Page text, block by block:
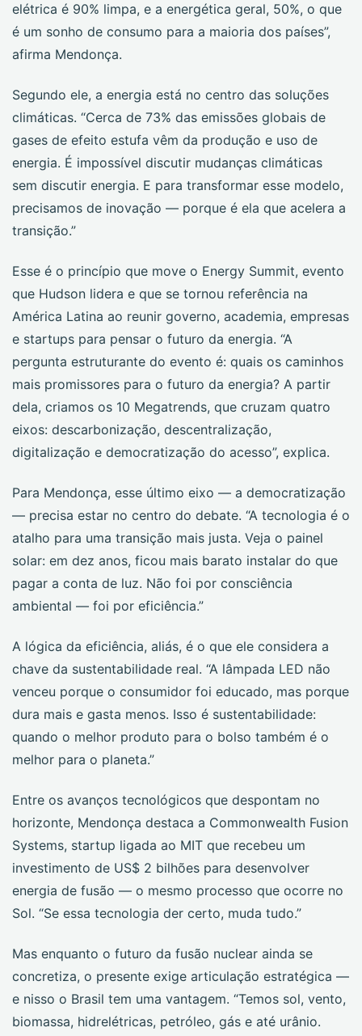
elétrica é 90% limpa, e a energética geral, 50%, o que
é um sonho de consumo para a maioria dos países”,
afirma Mendonça.
Segundo ele, a energia está no centro das soluções
climáticas. “Cerca de 73% das emissões globais de
gases de efeito estufa vêm da produção e uso de
energia. É impossível discutir mudanças climáticas
sem discutir energia. E para transformar esse modelo,
precisamos de inovação — porque é ela que acelera a
transição.”
Esse é o princípio que move o Energy Summit, evento
que Hudson lidera e que se tornou referência na
América Latina ao reunir governo, academia, empresas
e startups para pensar o futuro da energia. “A
pergunta estruturante do evento é: quais os caminhos
mais promissores para o futuro da energia? A partir
dela, criamos os 10 Megatrends, que cruzam quatro
eixos: descarbonização, descentralização,
digitalização e democratização do acesso”, explica.
Para Mendonça, esse último eixo — a democratização
— precisa estar no centro do debate. “A tecnologia é o
atalho para uma transição mais justa. Veja o painel
solar: em dez anos, ficou mais barato instalar do que
pagar a conta de luz. Não foi por consciência
ambiental — foi por eficiência.”
A lógica da eficiência, aliás, é o que ele considera a
chave da sustentabilidade real. “A lâmpada LED não
venceu porque o consumidor foi educado, mas porque
dura mais e gasta menos. Isso é sustentabilidade:
quando o melhor produto para o bolso também é o
melhor para o planeta.”
Entre os avanços tecnológicos que despontam no
horizonte, Mendonça destaca a Commonwealth Fusion
Systems, startup ligada ao MIT que recebeu um
investimento de US$ 2 bilhões para desenvolver
energia de fusão — o mesmo processo que ocorre no
Sol. “Se essa tecnologia der certo, muda tudo.”
Mas enquanto o futuro da fusão nuclear ainda se
concretiza, o presente exige articulação estratégica —
e nisso o Brasil tem uma vantagem. “Temos sol, vento,
biomassa, hidrelétricas, petróleo, gás e até urânio.